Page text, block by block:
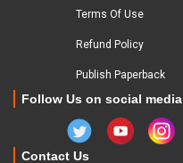
Terms Of Use
Refund Policy
Publish Paperback
Follow Us on social media
Contact Us